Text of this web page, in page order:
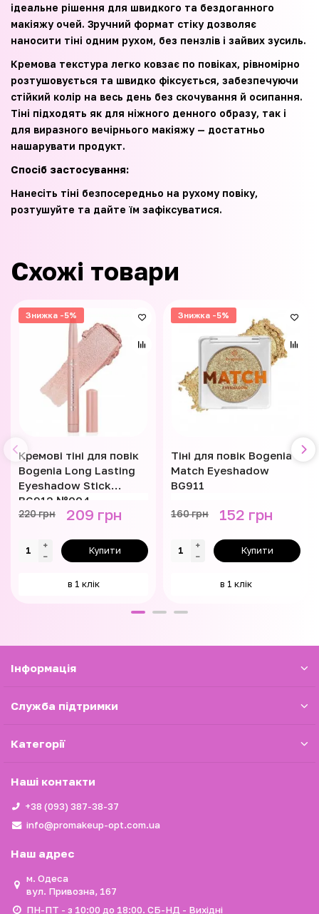
ідеальне рішення для швидкого та бездоганного
макіяжу очей. Зручний формат стіку дозволяє
наносити тіні одним рухом, без пензлів і зайвих зусиль.
Кремова текстура легко ковзає по повіках, рівномірно
розтушовується та швидко фіксується, забезпечуючи
стійкий колір на весь день без скочування й осипання.
Тіні підходять як для ніжного денного образу, так і
для виразного вечірнього макіяжу — достатньо
нашарувати продукт.
Спосіб застосування:⁣⁣
Нанесіть тіні безпосередньо на рухому повіку,
розтушуйте та дайте їм зафіксуватися.⁣⁣
Схожі товари
Знижка -5%
Кремові тіні для повік
Bogenia Long Lasting
Eyeshadow Stick
BG912 №004
220 грн 209 грн
Купити
в 1 клік
Знижка -5%
Тіні для повік Bogenia
Match Eyeshadow
BG911
160 грн 152 грн
Купити
в 1 клік
Iнформація
Служба підтримки
Категорії
Наші контакти
+38 (093) 387-38-37
info@promakeup-opt.com.ua
Наш адрес
м. Одеса
вул. Привозна, 167
ПН-ПТ - з 10:00 до 18:00. СБ-НД - Вихідні